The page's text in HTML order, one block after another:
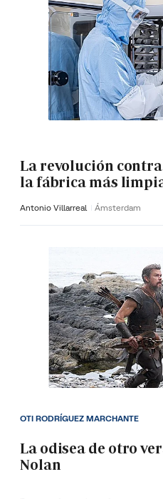
La revolución
la fábrica más
Antonio Villarreal Ámsterdam
La odisea de otro
Nolan
OTI RODRÍGUEZ MARCHANTE